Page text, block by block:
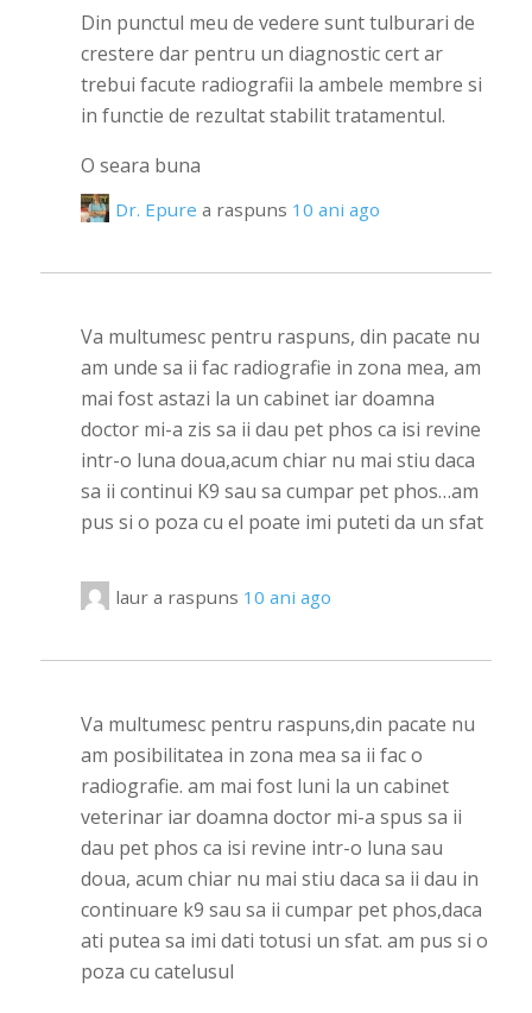
Din punctul meu de vedere sunt tulburari de
crestere dar pentru un diagnostic cert ar
trebui facute radiografii la ambele membre si
in functie de rezultat stabilit tratamentul.
O seara buna
Dr. Epure a raspuns 10 ani ago
Va multumesc pentru raspuns, din pacate nu
am unde sa ii fac radiografie in zona mea, am
mai fost astazi la un cabinet iar doamna
doctor mi-a zis sa ii dau pet phos ca isi revine
intr-o luna doua,acum chiar nu mai stiu daca
sa ii continui K9 sau sa cumpar pet phos…am
pus si o poza cu el poate imi puteti da un sfat
laura raspuns 10 ani ago
Va multumesc pentru raspuns,din pacate nu
am posibilitatea in zona mea sa ii fac o
radiografie. am mai fost luni la un cabinet
veterinar iar doamna doctor mi-a spus sa ii
dau pet phos ca isi revine intr-o luna sau
doua, acum chiar nu mai stiu daca sa ii dau in
continuare k9 sau sa ii cumpar pet phos,daca
ati putea sa imi dati totusi un sfat. am pus si o
poza cu catelusul